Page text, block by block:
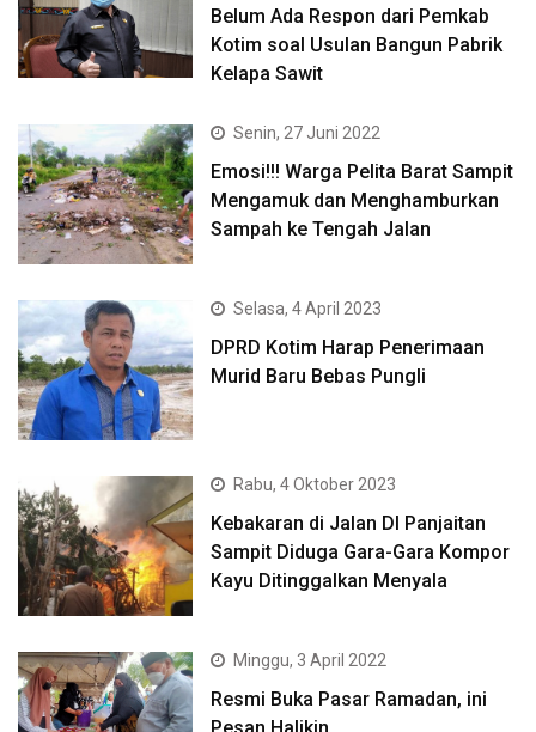
Belum Ada Respon dari Pemkab
Kotim soal Usulan Bangun Pabrik
Kelapa Sawit
Senin, 27 Juni 2022
Emosi!!! Warga Pelita Barat Sampit
Mengamuk dan Menghamburkan
Sampah ke Tengah Jalan
Selasa, 4 April 2023
DPRD Kotim Harap Penerimaan
Murid Baru Bebas Pungli
Rabu, 4 Oktober 2023
Kebakaran di Jalan DI Panjaitan
Sampit Diduga Gara-Gara Kompor
Kayu Ditinggalkan Menyala
Minggu, 3 April 2022
Resmi Buka Pasar Ramadan, ini
Pesan Halikin